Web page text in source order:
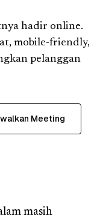
hadir online.
mobile-friendly,
pelanggan
Meeting
masih